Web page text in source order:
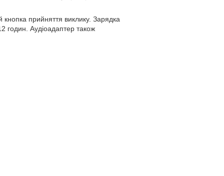
кнопка прийняття виклику. Зарядка
годин. Аудіоадаптер також